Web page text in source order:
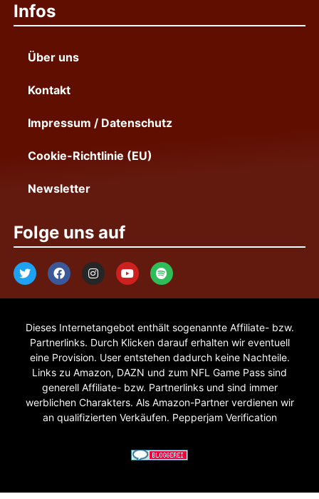
Infos
Über uns
Kontakt
Impressum / Datenschutz
Cookie-Richtlinie (EU)
Newsletter
Folge uns auf
Dieses Internetangebot enthält sogenannte Affiliate- bzw.
Partnerlinks. Durch Klicken darauf erhalten wir eventuell
eine Provision. User entstehen dadurch keine Nachteile.
Links zu Amazon, DAZN und zum NFL Game Pass sind
generell Affiliate- bzw. Partnerlinks und sind immer
werblichen Charakters. Als Amazon-Partner verdienen wir
an qualifizierten Verkäufen. Pepperjam Verification